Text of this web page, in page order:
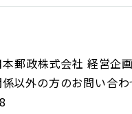
本郵政株式会社 経営
以外の方のお問い合